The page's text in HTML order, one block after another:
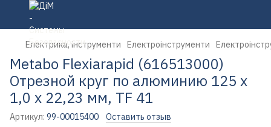
Електрика, інструменти Електроінструменти
Metabo Flexiarapid (616513000)
Отрезной круг по алюминию 125 x
1,0 x 22,23 мм, TF 41
Артикул: 99-00015400 Оставить отзыв